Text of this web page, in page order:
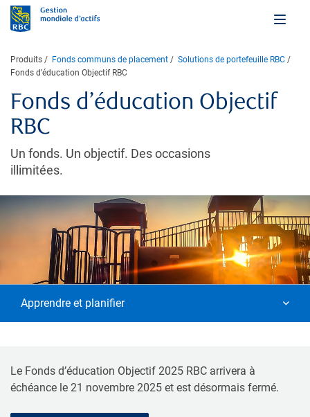
Produits Fonds communs de placement
Solutions de portefeuille RBC
Fonds d’éducation Objectif RBC
Fonds d’éducation Objectif
RBC
Un fonds. Un objectif. Des occasions
illimitées.
Apprendre et planifier
Le Fonds d’éducation Objectif 2025 RBC arrivera à
échéance le 21 novembre 2025 et est désormais fermé.